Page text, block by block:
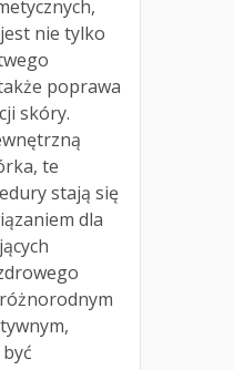
nie tylko
poprawa
skóry.
te
stają się
dla